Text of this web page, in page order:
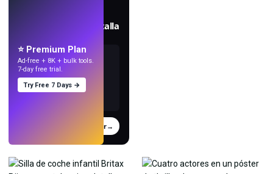
Crea fondos de pantalla
Probar→
⭐ Premium Plan
Ad-free + 8K + bulk tools.
7-day free trial.
Try Free 7 Days →